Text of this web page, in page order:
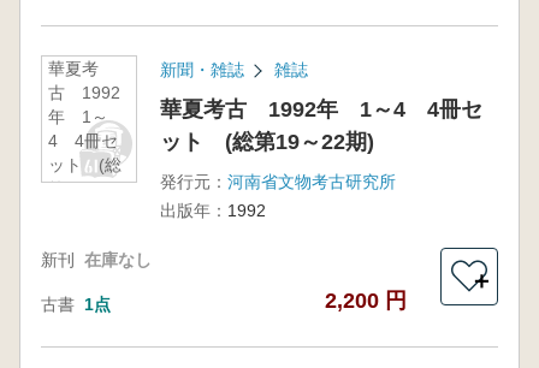
華夏考
古 1992
年 1～
4 4冊セ
ット (総
第19～22
新聞・雑誌 雑誌
華夏考古 1992年 1～4 4冊セ
ット (総第19～22期)
発行元： 河南省文物考古研究所
出版年： 1992
新刊 在庫なし
古書 1点 2,200 円
＋